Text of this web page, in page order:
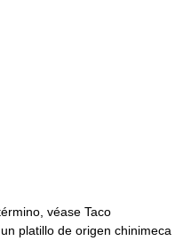
véase Taco
platillo de origen chinimeca